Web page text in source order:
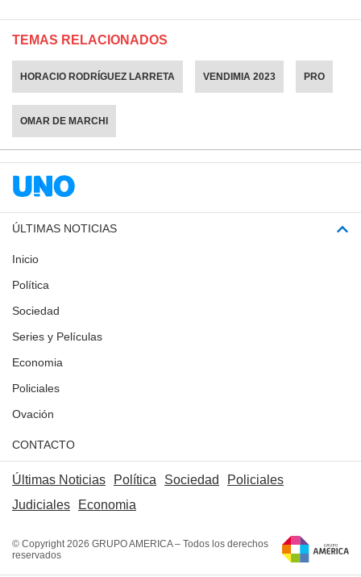
TEMAS RELACIONADOS
HORACIO RODRÍGUEZ LARRETA VENDIMIA 2023 PRO
OMAR DE MARCHI
ÚLTIMAS NOTICIAS
Inicio
Política
Sociedad
Series y Películas
Economia
Policiales
Ovación
CONTACTO
Últimas Noticias Política Sociedad
Policiales
Judiciales
Economia
© Copyright 2026 GRUPO AMERICA – Todos los derechos
reservados